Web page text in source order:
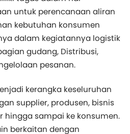
untuk perencanaan aliran
kebutuhan konsumen
dalam kegiatannya logistik
gudang, Distribusi,
pesanan.
kerangka keseluruhan
supplier, produsen, bisnis
hingga sampai ke konsumen.
berkaitan dengan